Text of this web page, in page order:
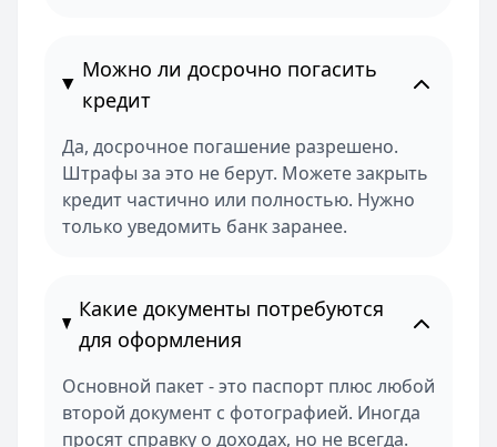
Можно ли досрочно погасить
кредит
Да, досрочное погашение разрешено.
Штрафы за это не берут. Можете закрыть
кредит частично или полностью. Нужно
только уведомить банк заранее.
Какие документы потребуются
для оформления
Основной пакет - это паспорт плюс любой
второй документ с фотографией. Иногда
просят справку о доходах, но не всегда.